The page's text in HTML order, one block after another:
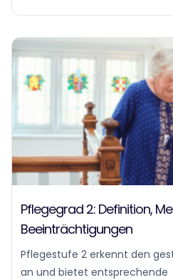
Pflegegrad 2: Definition,
Beeinträchtigungen
Pflegestufe 2 erkennt den
an und bietet entsprechende